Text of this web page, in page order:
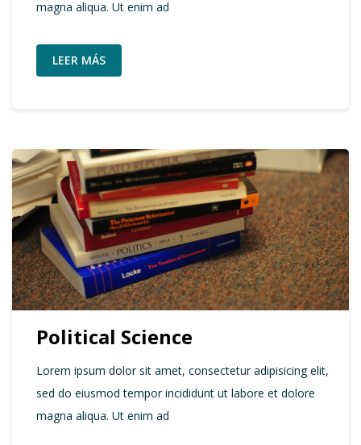
magna aliqua. Ut enim ad
LEER MÁS
Political Science
Lorem ipsum dolor sit amet, consectetur adipisicing elit,
sed do eiusmod tempor incididunt ut labore et dolore
magna aliqua. Ut enim ad